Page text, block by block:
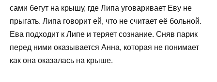
сами бегут на крышу, где Липа уговаривает Еву не
прыгать. Липа говорит ей, что не считает её больной.
Ева подходит к Липе и теряет сознание. Сняв парик
перед ними оказывается Анна, которая не понимает
как она оказалась на крыше.